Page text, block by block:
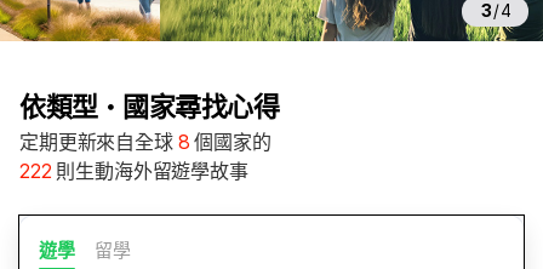
3/4
依類型・國家尋找心得
定期更新來自全球 8 個國家的
222 則生動海外留遊學故事
遊學 留學